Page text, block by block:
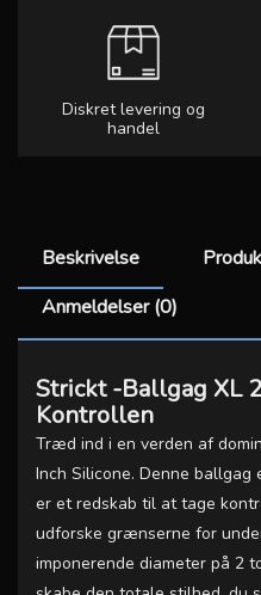
Diskret levering og
handel
Beskrivelse
Anmeldelser (0)
Strickt -Ballgag XL
Kontrollen
Træd ind i en verden af
Inch Silicone. Denne
er et redskab til at tage
udforske grænserne for
imponerende diameter på 2